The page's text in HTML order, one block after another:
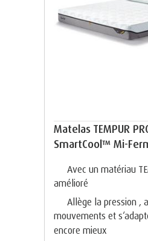
Matelas TEMPUR
SmartCool™ Mi-
Avec un matériau
amélioré
Allège la pression ,
mouvements et
encore mieux